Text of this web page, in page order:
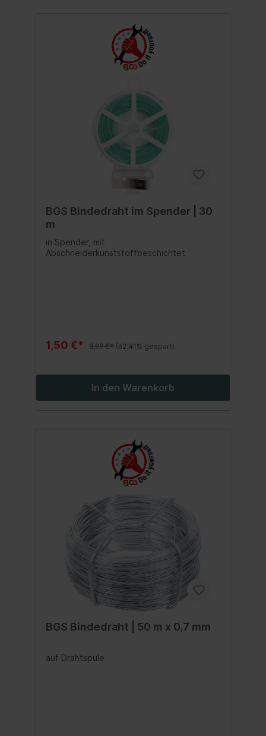
zwei Bewässerungssäckenmit
TrageschlaufenAußenmaß (ausgeklappt): Ø
920 x 880 mmMaterialstärke: 0,38 - 0,40
mmGrammatur: 400 g/m²
BGS Bindedraht im Spender | 30
m
in Spender, mit
Abschneiderkunststoffbeschichtet
1,50 €* 3,99 €* (62.41% gespart)
In den Warenkorb
BGS Bindedraht | 50 m x 0,7 mm
auf Drahtspule